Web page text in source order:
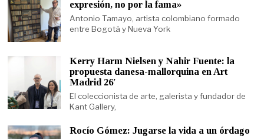
expresión, no por la fama»
Antonio Tamayo, artista colombiano formado
entre Bogotá y Nueva York
Kerry Harm Nielsen y Nahir Fuente: la
propuesta danesa-mallorquina en Art
Madrid 26′
El coleccionista de arte, galerista y fundador de
Kant Gallery,
Rocío Gómez: Jugarse la vida a un órdago